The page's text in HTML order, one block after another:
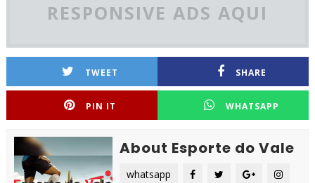
RESPONSIVE ADS AQUI
TWEET SHARE
PIN IT WHATSAPP
About Esporte do Vale
whatsapp